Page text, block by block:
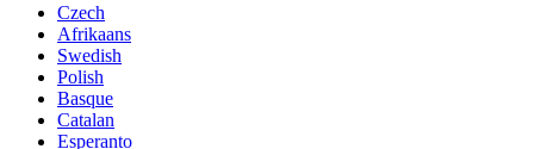
Czech
Afrikaans
Swedish
Polish
Basque
Catalan
Esperanto